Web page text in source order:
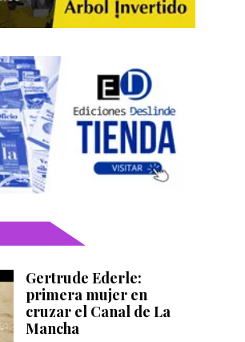
Gertrude Ederle:
primera mujer en
cruzar el Canal de La
Mancha